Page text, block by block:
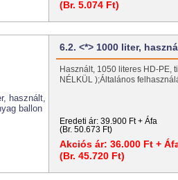
(Br. 5.074 Ft)
6.2. <*> 1000 liter,
Használt, 1050 literes HD-PE,
NÉLKÜL );Általános
Eredeti ár: 39.900 Ft + Áfa
(Br. 50.673 Ft)
Akciós ár: 36.000 Ft +
(Br. 45.720 Ft)